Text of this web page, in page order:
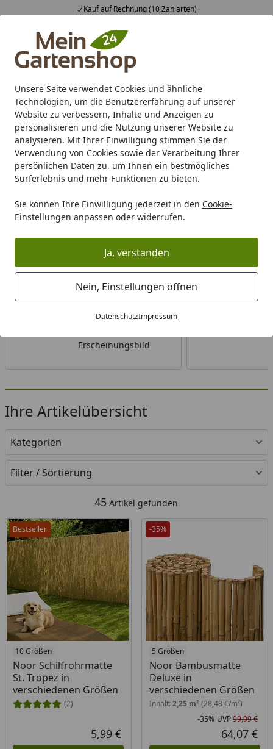
Unsere Seite verwendet Cookies und ähnliche
Technologien, um die Benutzererfahrung auf unserer
Website zu verbessern, Inhalte und Anzeigen zu
personalisieren und die Nutzung unserer Website zu
analysieren. Mit Ihrer Einwilligung stimmen Sie der
Verwendung von Cookies sowie der Verarbeitung Ihrer
persönlichen Daten zu, um Ihnen ein bestmögliches
Surferlebnis und mehr Funktionen zu bieten.
Sie können Ihre Einwilligung jederzeit in den Cookie-
Einstellungen anpassen oder widerrufen.
Ja, verstanden
Nein, Einstellungen öffnen
DatenschutzImpressum
Fachberatung & individuelle Angebote
Alle Produkte
Mein Konto
Suchen
Karibu Pools inkl. gratis Sandfilteranlage & Pool-
Starterset (Gesamtwert bis 468,99€)
Startseite
Zaun Sichtschutz Natürlicher Sichtschutz
Natürlicher Sichtschutz
Wählen Sie Ihre Wunschkategorie
Bambus, Weide & co
Rollmatten von
Herstellern
Erscheinungsbild
Ihre Artikelübersicht
Kategorien
Filter / Sortierung
45 Artikel gefunden
Bestseller
10 Größen
Noor Schilfrohrmatte
St. Tropez in
verschiedenen Größen
(2)
Aktueller Preis
5,99 €
-35%
5 Größen
Noor Bambusmatte
Deluxe in
verschiedenen Größen
Inhalt: 2,25 m² (28,48 €/m²)
-35% UVP99,99 €
64,07 €